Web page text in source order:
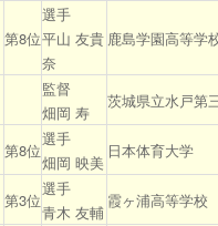
第8位
選手
平山 友貴
奈
鹿島学園高等学
監督
畑岡 寿
茨城県立水戸第
第8位
選手
畑岡 映美
日本体育大学
第3位
選手
青木 友輔
霞ヶ浦高等学校